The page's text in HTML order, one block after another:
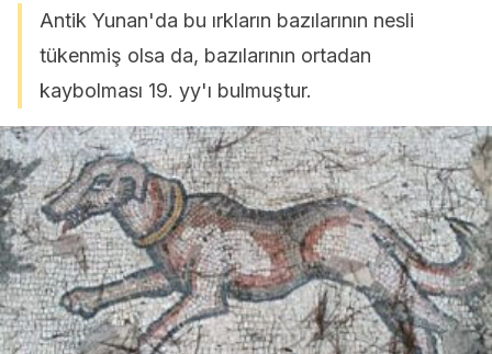
Antik Yunan'da bu ırkların bazılarının nesli
tükenmiş olsa da, bazılarının ortadan
kaybolması 19. yy'ı bulmuştur.